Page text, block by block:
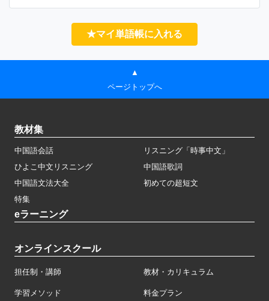
★マイ単語帳に入れる
▲
ページトップへ
教材集
中国語会話
リスニング「時事中文」
ひよこ中文リスニング
中国語歌詞
中国語文法大全
初めての超短文
特集
eラーニング
オンラインスクール
担任制・講師 教材・カリキュラム
学習メソッド 料金プラン